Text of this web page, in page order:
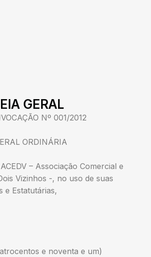
GERAL
Nº 001/2012
ORDINÁRIA
– Associação Comercial e
Vizinhos -, no uso de suas
e Estatutárias,
e noventa e um)